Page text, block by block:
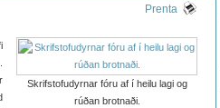
Prenta
Skrifstofudyrnar fóru af í heilu lagi og
rúðan brotnaði.